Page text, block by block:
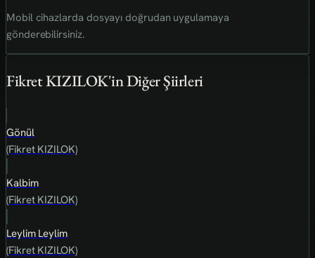
Mobil cihazlarda dosyayı doğrudan uygulamaya
gönderebilirsiniz.
Fikret KIZILOK'in Diğer Şiirleri
Gönül
(Fikret KIZILOK)
Kalbim
(Fikret KIZILOK)
Leylim Leylim
(Fikret KIZILOK)